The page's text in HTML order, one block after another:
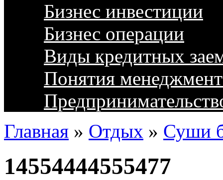
Бизнес инвестиции
Бизнес операции
Виды кредитных
Понятия
Главная » Отдых » Суши
14554444555477